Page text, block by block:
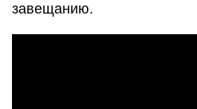
завещанию.